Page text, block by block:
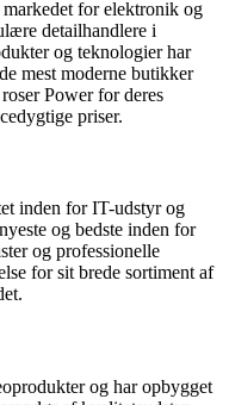
for elektronik og
detailhandlere i
og teknologier har
mest moderne butikker
Power for deres
priser.
inden for IT-udstyr og
og bedste inden for
og professionelle
for sit brede sortiment af
og har opbygget